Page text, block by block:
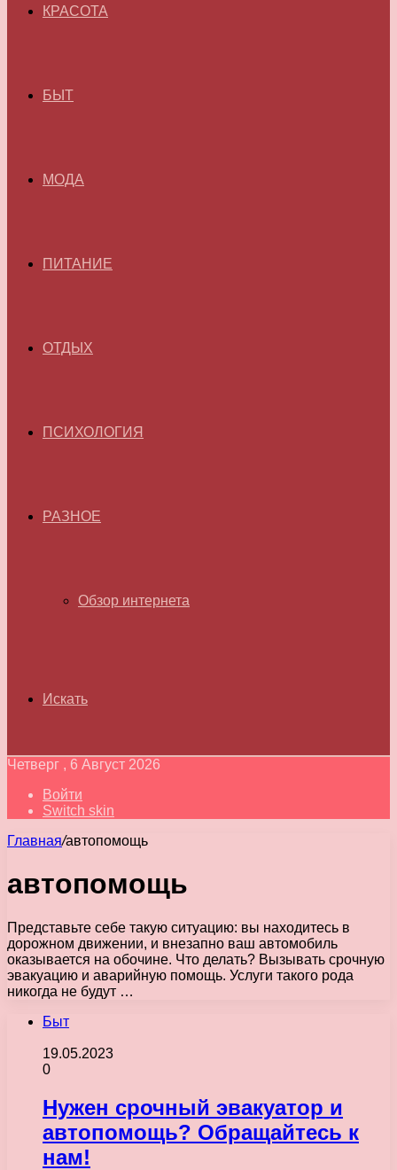
КРАСОТА
БЫТ
МОДА
ПИТАНИЕ
ОТДЫХ
ПСИХОЛОГИЯ
РАЗНОЕ
Обзор интернета
Искать
Четверг , 6 Август 2026
Войти
Switch skin
Главная/автопомощь
автопомощь
Представьте себе такую ситуацию: вы находитесь в
дорожном движении, и внезапно ваш автомобиль
оказывается на обочине. Что делать? Вызывать срочную
эвакуацию и аварийную помощь. Услуги такого рода
никогда не будут …
Быт
19.05.2023
0
Нужен срочный эвакуатор и
автопомощь? Обращайтесь к
нам!